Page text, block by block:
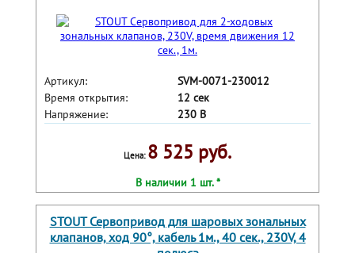
Артикул:
SVM-0071-230012
Время открытия:
12 сек
Напряжение:
230 В
Цена: 8 525 руб.
В наличии 1 шт. *
STOUT Сервопривод для шаровых зональных
клапанов, ход 90°, кабель 1м., 40 сек., 230V, 4